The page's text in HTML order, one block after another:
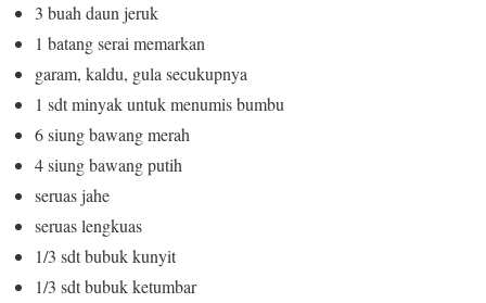
3 buah daun jeruk
1 batang serai memarkan
garam, kaldu, gula secukupnya
1 sdt minyak untuk menumis bumbu
6 siung bawang merah
4 siung bawang putih
seruas jahe
seruas lengkuas
1/3 sdt bubuk kunyit
1/3 sdt bubuk ketumbar